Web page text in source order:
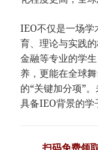
IEO不仅是一场
育、理论与实践
金融等专业的学
养，更能在全球
的“关键加分项”
具备IEO背景的学